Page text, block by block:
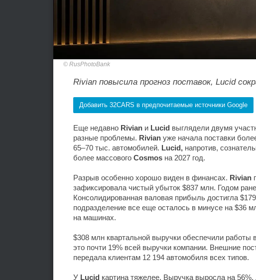
RusPhotoBank
Rivian повысила прогноз поставок, Lucid
Добавить 32CARS в предпочитаемые источники Google
Еще недавно Rivian и Lucid выглядели двумя
разные проблемы. Rivian уже начала поставки
65–70 тыс. автомобилей. Lucid, напротив,
более массового Cosmos на 2027 год.
Разрыв особенно хорошо виден в финансах. Rivian
зафиксировала чистый убыток $837 млн. Годом
Консолидированная валовая прибыль достигла
подразделение все еще осталось в минусе на $36
на машинах.
$308 млн квартальной выручки обеспечили работы
это почти 19% всей выручки компании. Внешние
передала клиентам 12 194 автомобиля всех типов.
У Lucid картина тяжелее. Выручка выросла на